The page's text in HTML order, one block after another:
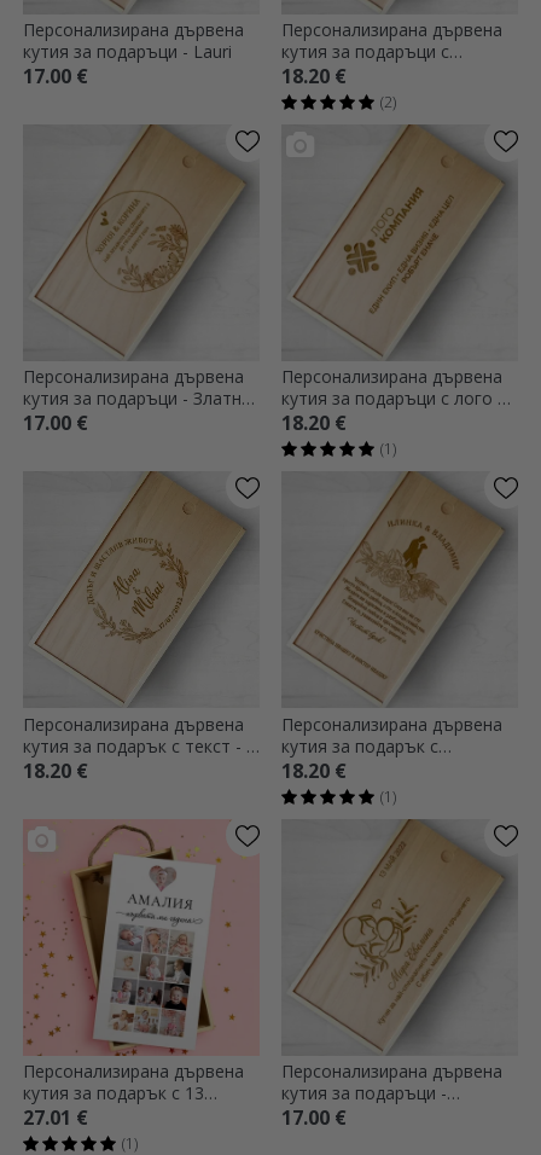
Персонализирана дървена
кутия за подаръци - Lauri
17.00 €
Персонализирана дървена
кутия за подаръци с
моменти от сватбата
18.20 €
(2)
Персонализирана дървена
кутия за подаръци - Златни
спомени
17.00 €
Персонализирана дървена
кутия за подаръци с лого и
текст
18.20 €
(1)
Персонализирана дървена
кутия за подарък с текст - С
любов
18.20 €
Персонализирана дървена
кутия за подарък с
послание - Сватбен
подарък
18.20 €
(1)
Персонализирана дървена
кутия за подарък с 13
снимки и текст - Моята
първа година
27.01 €
(1)
Персонализирана дървена
кутия за подаръци -
спомени от кръщенето
17.00 €